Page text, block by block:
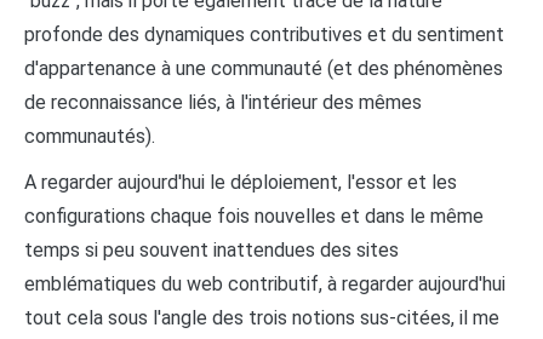
profonde des dynamiques contributives et du sentiment
d'appartenance à une communauté (et des phénomènes
de reconnaissance liés, à l'intérieur des mêmes
communautés).
A regarder aujourd'hui le déploiement, l'essor et les
configurations chaque fois nouvelles et dans le même
temps si peu souvent inattendues des sites
emblématiques du web contributif, à regarder aujourd'hui
tout cela sous l'angle des trois notions sus-citées, il me